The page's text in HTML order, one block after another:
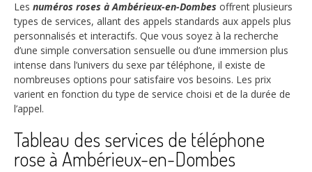
Les numéros roses à Ambérieux-en-Dombes offrent plusieurs
types de services, allant des appels standards aux appels plus
personnalisés et interactifs. Que vous soyez à la recherche
d’une simple conversation sensuelle ou d’une immersion plus
intense dans l’univers du sexe par téléphone, il existe de
nombreuses options pour satisfaire vos besoins. Les prix
varient en fonction du type de service choisi et de la durée de
l’appel.
Tableau des services de téléphone
rose à Ambérieux-en-Dombes